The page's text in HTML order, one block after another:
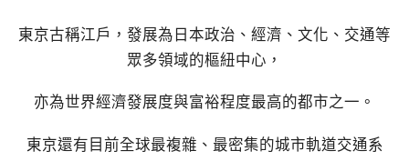
東京古稱江戶，發展為日本政治、經濟、文化、交通等
眾多領域的樞紐中心，
亦為世界經濟發展度與富裕程度最高的都市之一。
東京還有目前全球最複雜、最密集的城市軌道交通系